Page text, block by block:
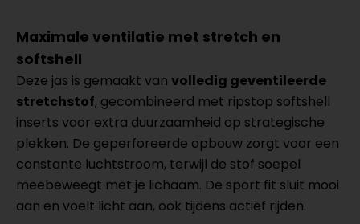
Maximale ventilatie met stretch en
softshell
Deze jas is gemaakt van volledig geventileerde
stretchstof, gecombineerd met ripstop softshell
inserts voor extra duurzaamheid op strategische
plekken. De geperforeerde opbouw zorgt voor een
constante luchtstroom, terwijl de stof soepel
meebeweegt met je lichaam. De sport fit sluit mooi
aan en voelt licht aan, ook tijdens actief rijden.